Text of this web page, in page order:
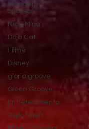
Michael
Jackson
Nicki Minaj
Doja Cat
Filme
Disney
gloria groove
Gloria Groove
Entretenimento
Taylor Swift